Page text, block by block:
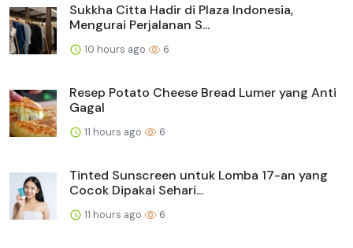
Sukkha Citta Hadir di Plaza Indonesia,
Mengurai Perjalanan S...
10 hours ago 6
Resep Potato Cheese Bread Lumer yang Anti
Gagal
11 hours ago 6
Tinted Sunscreen untuk Lomba 17-an yang
Cocok Dipakai Sehari...
11 hours ago 6